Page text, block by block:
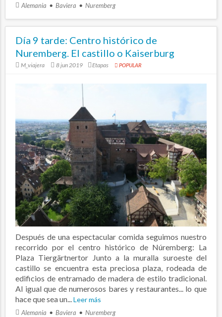
Alemania Baviera Nuremberg
Día 9 tarde: Centro histórico de
Nuremberg. El castillo o Kaiserburg
M_viajera 8 jun 2019 Etapas POPULAR
Después de una espectacular comida seguimos nuestro
recorrido por el centro histórico de Núremberg: La
Plaza Tiergärtnertor Junto a la muralla suroeste del
castillo se encuentra esta preciosa plaza, rodeada de
edificios de entramado de madera de estilo tradicional.
Al igual que de numerosos bares y restaurantes... lo que
hace que sea un...Leer más
Alemania Baviera Nuremberg